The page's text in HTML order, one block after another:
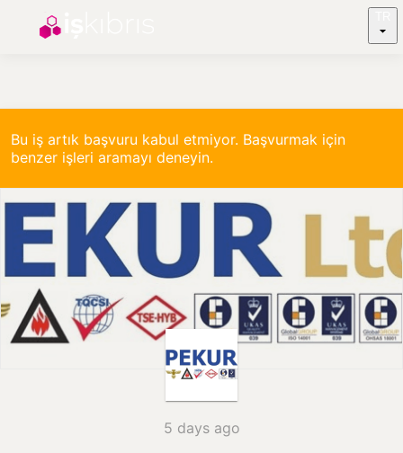
Bu iş artık başvuru kabul etmiyor. Başvurmak için
benzer işleri aramayı deneyin.
5 days ago